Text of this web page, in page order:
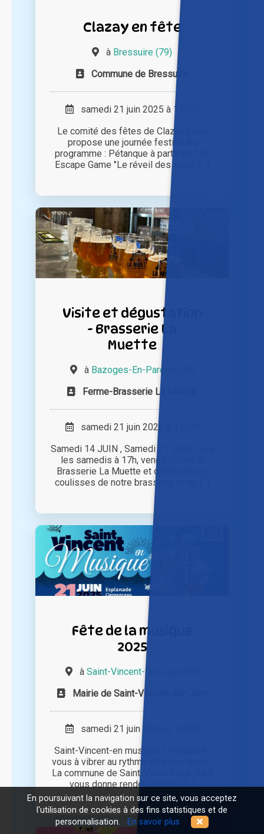
Clazay en fête
à Bressuire (79)
Commune de Bressuire
samedi 21 juin 2025 à 14h00
Le comité des fêtes de Clazay vous
propose une journée festive Au
programme : Pétanque à partir de 14h
Escape Game "Le réveil des sens" [...]
Visite et dégustation
- Brasserie La
Muette
à Bazoges-En-Pareds (85)
Ferme-Brasserie La Muette
samedi 21 juin 2025 à 17h00
Samedi 14 JUIN , Samedi 21 JUIN Tous
les samedis à 17h, venez visiter la
Brasserie La Muette et découvrir les
coulisses de notre brasserie et de [...]
Fête de la musique
2025
à Saint-Vincent-Sur-Jard (85)
Mairie de Saint-Vincent-sur-Jard
samedi 21 juin 2025 à 19h00
Saint-Vincent-en musique ! Préparez-
vous à vibrer au rythme des tropiques !
La commune de Saint-Vincent-sur-Jard
vous donne rendez-vous le [...]
En poursuivant la navigation sur ce site, vous acceptez
l'utilisation de cookies à des fins statistiques et de
personnalisation.
En savoir plus